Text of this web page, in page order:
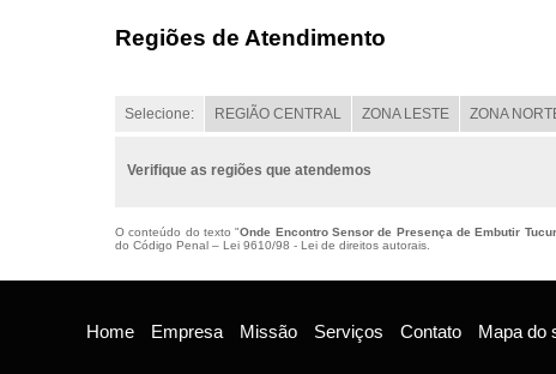
Regiões de Atendimento
Selecione: REGIÃO CENTRAL ZONA LESTE ZONA
Verifique as regiões que atendemos
O conteúdo do texto "Onde Encontro Sensor de Presença de Embutir
do Código Penal – Lei 9610/98 - Lei de direitos autorais
Home Empresa Missão Serviços Contato Mapa do